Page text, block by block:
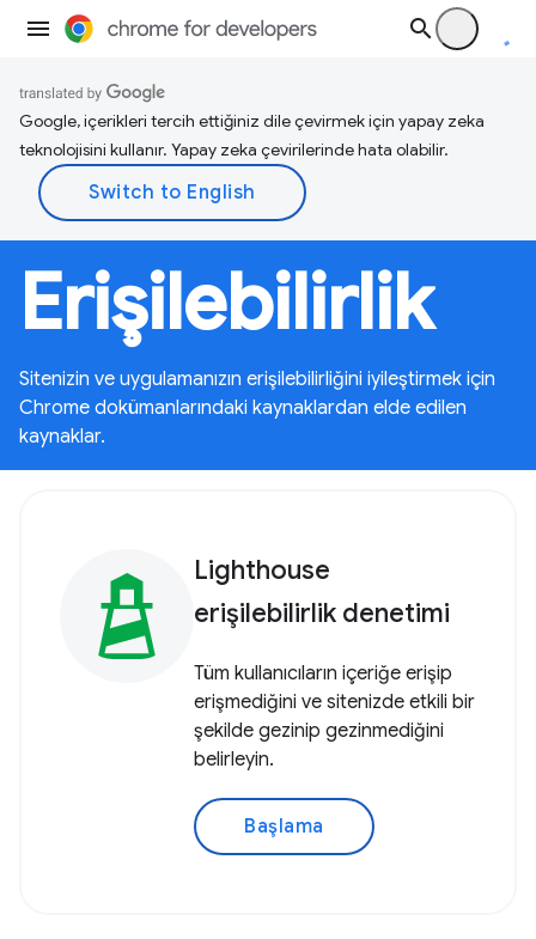
Google, içerikleri tercih ettiğiniz dile çevirmek için yapay zeka
teknolojisini kullanır. Yapay zeka çevirilerinde hata olabilir.
Erişilebilirlik
Sitenizin ve uygulamanızın erişilebilirliğini iyileştirmek için
Chrome dokümanlarındaki kaynaklardan elde edilen
kaynaklar.
Lighthouse
erişilebilirlik denetimi
Tüm kullanıcıların içeriğe erişip
erişmediğini ve sitenizde etkili bir
şekilde gezinip gezinmediğini
belirleyin.
Başlama